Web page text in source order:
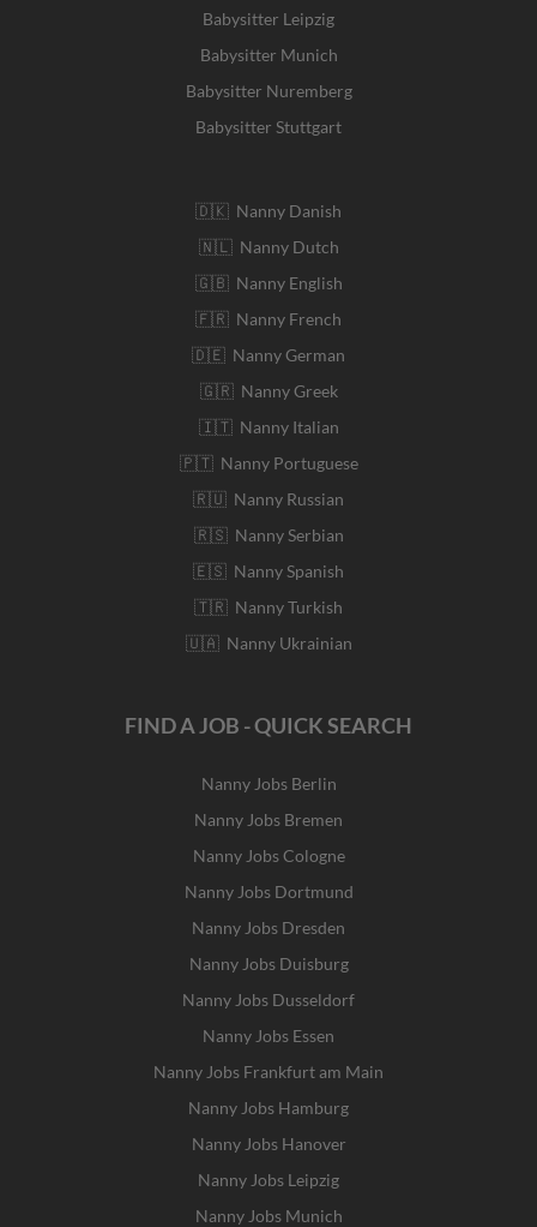
Babysitter Leipzig
Babysitter Munich
Babysitter Nuremberg
Babysitter Stuttgart
🇩🇰 Nanny Danish
🇳🇱 Nanny Dutch
🇬🇧 Nanny English
🇫🇷 Nanny French
🇩🇪 Nanny German
🇬🇷 Nanny Greek
🇮🇹 Nanny Italian
🇵🇹 Nanny Portuguese
🇷🇺 Nanny Russian
🇷🇸 Nanny Serbian
🇪🇸 Nanny Spanish
🇹🇷 Nanny Turkish
🇺🇦 Nanny Ukrainian
FIND A JOB - QUICK SEARCH
Nanny Jobs Berlin
Nanny Jobs Bremen
Nanny Jobs Cologne
Nanny Jobs Dortmund
Nanny Jobs Dresden
Nanny Jobs Duisburg
Nanny Jobs Dusseldorf
Nanny Jobs Essen
Nanny Jobs Frankfurt am Main
Nanny Jobs Hamburg
Nanny Jobs Hanover
Nanny Jobs Leipzig
Nanny Jobs Munich